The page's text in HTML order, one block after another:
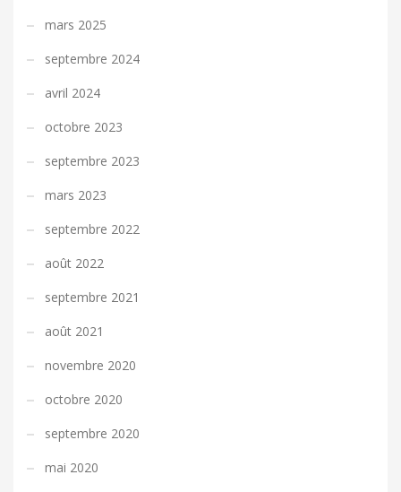
mars 2025
septembre 2024
avril 2024
octobre 2023
septembre 2023
mars 2023
septembre 2022
août 2022
septembre 2021
août 2021
novembre 2020
octobre 2020
septembre 2020
mai 2020